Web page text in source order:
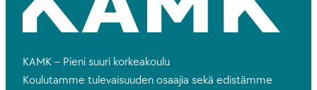
KAMK – Pieni suuri korkeakoulu
Koulutamme tulevaisuuden osaajia sekä edistämme